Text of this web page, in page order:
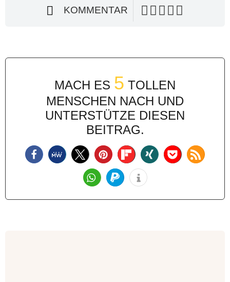
KOMMENTAR
MACH ES 5 TOLLEN
MENSCHEN NACH UND
UNTERSTÜTZE DIESEN
BEITRAG.